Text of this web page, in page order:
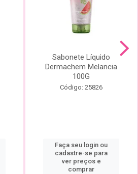
Sabonete Líquido
Dermachem Melancia
100G
Código: 25826
Faça seu login ou
cadastre-se para
ver preços e
comprar